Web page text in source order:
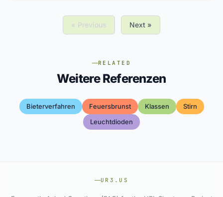
« Previous Next »
RELATED
Weitere Referenzen
Bieterverfahren Feuersbrunst Klassen
Stirn
Leuchtdioden
UR3.US